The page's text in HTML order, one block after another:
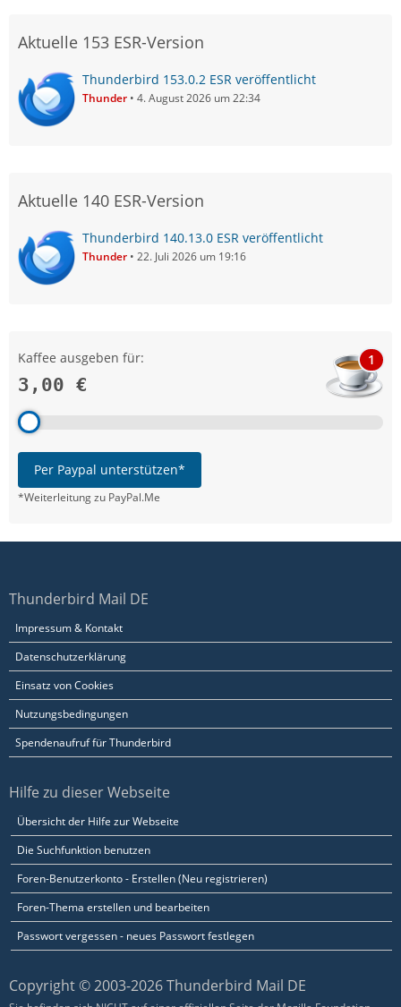
Aktuelle 153 ESR-Version
Thunderbird 153.0.2 ESR veröffentlicht
Thunder 4. August 2026 um 22:34
Aktuelle 140 ESR-Version
Thunderbird 140.13.0 ESR veröffentlicht
Thunder 22. Juli 2026 um 19:16
Kaffee ausgeben für:
3,00 €
1
Per Paypal unterstützen*
*Weiterleitung zu PayPal.Me
Thunderbird Mail DE
Impressum & Kontakt
Datenschutzerklärung
Einsatz von Cookies
Nutzungsbedingungen
Spendenaufruf für Thunderbird
Hilfe zu dieser Webseite
Übersicht der Hilfe zur Webseite
Die Suchfunktion benutzen
Foren-Benutzerkonto - Erstellen (Neu registrieren)
Foren-Thema erstellen und bearbeiten
Passwort vergessen - neues Passwort festlegen
Copyright © 2003-2026 Thunderbird Mail DE